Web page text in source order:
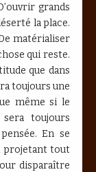
grands
la place.
matérialiser
qui reste.
que dans
toujours une
même si le
toujours
En se
projetant tout
disparaître